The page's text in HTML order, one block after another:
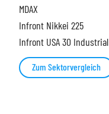
MDAX
Infront Nikkei 225
Infront USA 30 Industrial
Zum Sektorvergleich